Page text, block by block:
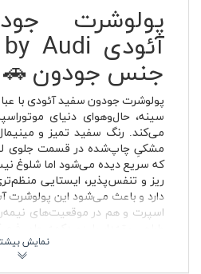
پولوشرت
جنس جودون 🚗
سینه، حال‌وهوای دنیای
می‌کند. رنگ سفید تمیز و
مشکیِ چاپ‌شده در قسمت جلوی
که سریع دیده می‌شود اما شلوغ
ریز و تنفس‌پذیر، ایستایی
دارد و باعث می‌شود این پولوشرت
اسپرت و هم در موقعیت‌های
کرده و آن را برای خانم‌ها و آقایان